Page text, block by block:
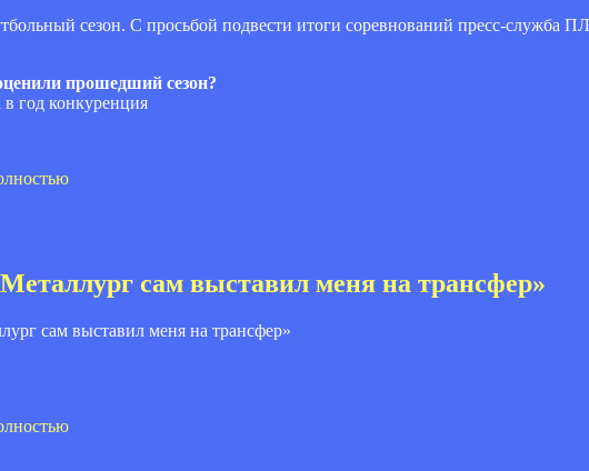
сезон. С просьбой подвести итоги соревнований пресс-служба
прошедший сезон?
год конкуренция
сам выставил меня на трансфер»